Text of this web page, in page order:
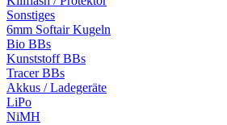
Sonstiges
6mm Softair Kugeln
Bio BBs
Kunststoff BBs
Tracer BBs
Akkus / Ladegeräte
LiPo
NiMH